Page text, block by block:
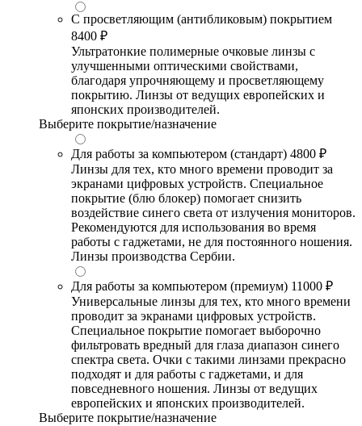
С просветляющим (антибликовым) покрытием
8400 ₽
Ультратонкие полимерные очковые линзы с
улучшенными оптическими свойствами,
благодаря упрочняющему и просветляющему
покрытию. Линзы от ведущих европейских и
японских производителей.
Выберите покрытие/назначение
Для работы за компьютером (стандарт) 4800 ₽
Линзы для тех, кто много времени проводит за
экранами цифровых устройств. Специальное
покрытие (блю блокер) помогает снизить
воздействие синего света от излучения мониторов.
Рекомендуются для использования во время
работы с гаджетами, не для постоянного ношения.
Линзы производства Сербии.
Для работы за компьютером (премиум) 11000 ₽
Универсальные линзы для тех, кто много времени
проводит за экранами цифровых устройств.
Специальное покрытие помогает выборочно
фильтровать вредный для глаза диапазон синего
спектра света. Очки с такими линзами прекрасно
подходят и для работы с гаджетами, и для
повседневного ношения. Линзы от ведущих
европейских и японских производителей.
Выберите покрытие/назначение